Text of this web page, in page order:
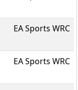
EA Sports WRC
EA Sports WRC